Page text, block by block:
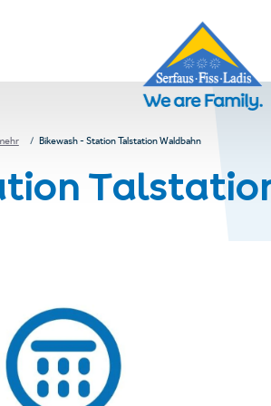
Bikewash - Station Talstation Waldbahn